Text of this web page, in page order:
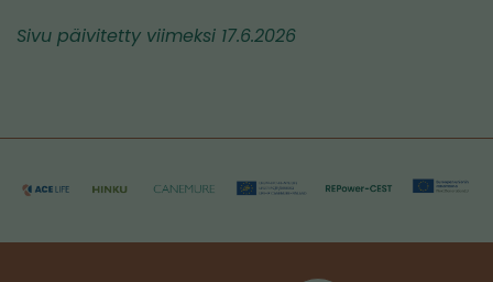
Sivu päivitetty viimeksi 17.6.2026